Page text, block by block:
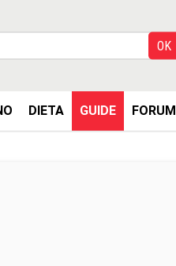
DIETA GUIDE FORUM